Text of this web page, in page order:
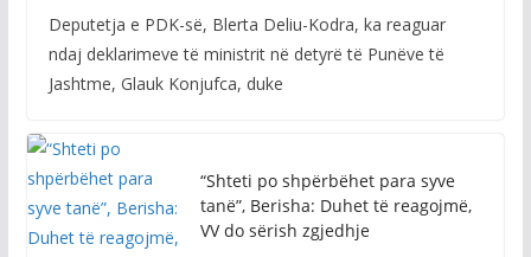
Deputetja e PDK-së, Blerta Deliu-Kodra, ka reaguar
ndaj deklarimeve të ministrit në detyrë të Punëve të
Jashtme, Glauk Konjufca, duke
“Shteti po shpërbëhet para syve
tanë”, Berisha: Duhet të reagojmë,
VV do sërish zgjedhje